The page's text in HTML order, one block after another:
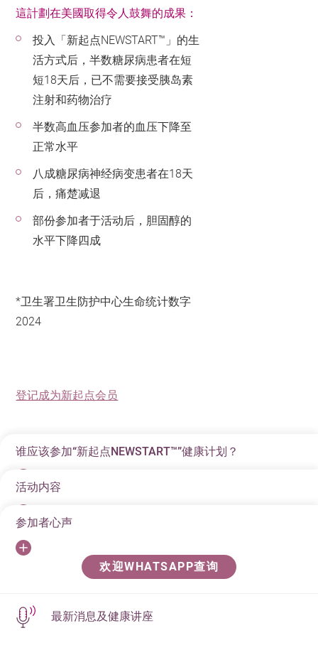
這計劃在美國取得令人鼓舞的成果：
投入「新起点NEWSTART™」的生
活方式后，半数糖尿病患者在短
短18天后，已不需要接受胰岛素
注射和药物治疗
半数高血压参加者的血压下降至
正常水平
八成糖尿病神经病变患者在18天
后，痛楚减退
部份参加者于活动后，胆固醇的
水平下降四成
*卫生署卫生防护中心生命统计数字
2024
登记成为新起点会员
谁应该参加“新起点NEWSTART™”健康计划？
我们鼓励患有肥胖、糖尿病、高血压、高血脂和慢性疾
性疾病的人士参加。同时，如果您关注家人的健康，也
希望您鼓励家人参加。
活动内容
在整个课程里，参加者将在专业团队带领下，探讨生活
模式与健康问题之间的关系。我们专业团队的成员包括
医生、注册营养师、护士、体适能教练、治疗师、训练
参加者心声
「这次不一样的旅程，让我学习到怎样才吃得健康和怎
样逐步开始运动，令自己及家人都有健康的身体。」
欢迎WHATSAPP查询
最新消息及健康讲座